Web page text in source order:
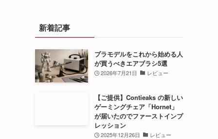
新着記事
プラモデルをこれから始める人
が買うべきエアブラシ5選
2026年7月21日 レビュー
【ご提供】Contieaks の新しい
ゲーミングチェア「Hornet」
が届いたのでファーストインプ
レッション
2025年12月26日 レビュー